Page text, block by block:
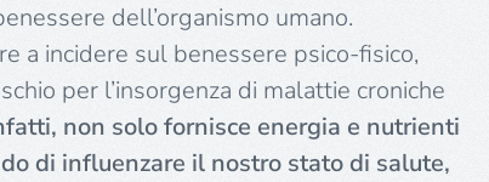
dell’organismo umano.
a incidere sul benessere psico-fisico,
per l’insorgenza di malattie croniche
non solo fornisce energia e nutrienti
di influenzare il nostro stato di salute,